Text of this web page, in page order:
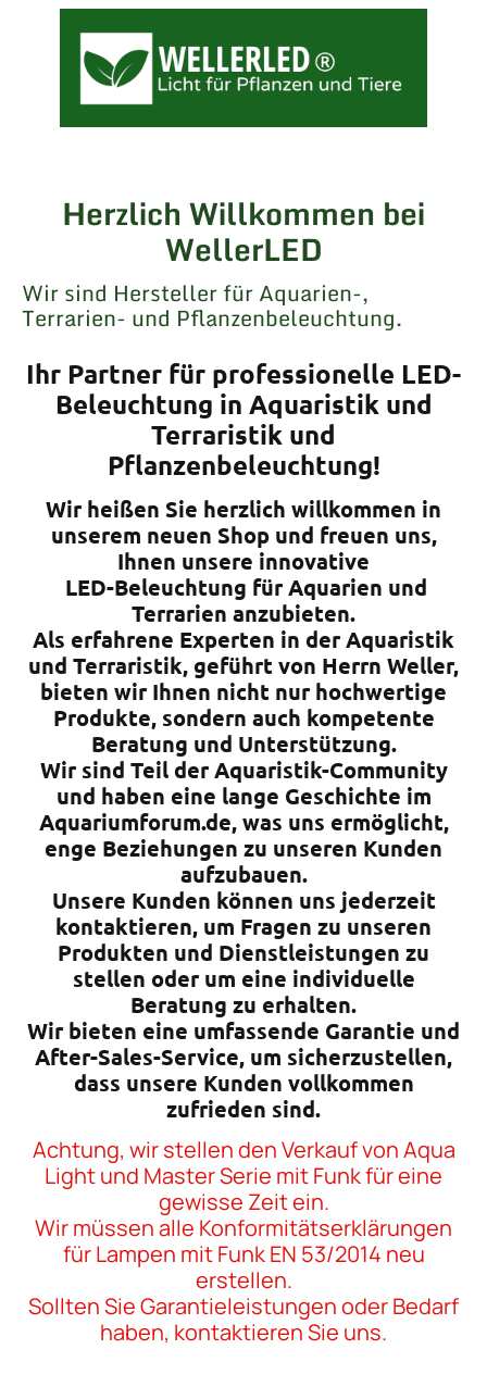
Ihr Partner für professionelle LED-
Beleuchtung in Aquaristik und
Terraristik und
Pflanzenbeleuchtung!
Wir heißen Sie herzlich willkommen in
unserem neuen Shop und freuen uns,
Ihnen unsere innovative
LED-Beleuchtung für Aquarien und
Terrarien anzubieten.
Als erfahrene Experten in der Aquaristik
und Terraristik, geführt von Herrn Weller,
bieten wir Ihnen nicht nur hochwertige
Produkte, sondern auch kompetente
Beratung und Unterstützung.
Wir sind Teil der Aquaristik-Community
und haben eine lange Geschichte im
Aquariumforum.de, was uns ermöglicht,
enge Beziehungen zu unseren Kunden
aufzubauen.
Unsere Kunden können uns jederzeit
kontaktieren, um Fragen zu unseren
Produkten und Dienstleistungen zu
stellen oder um eine individuelle
Beratung zu erhalten.
Wir bieten eine umfassende Garantie und
After-Sales-Service, um sicherzustellen,
dass unsere Kunden vollkommen
zufrieden sind.
Achtung, wir stellen den Verkauf von Aqua
Light und Master Serie mit Funk für eine
gewisse Zeit ein.
Wir müssen alle Konformitätserklärungen
für Lampen mit Funk EN 53/2014 neu
erstellen.
Sollten Sie Garantieleistungen oder Bedarf
haben, kontaktieren Sie uns.
Herzlich Willkommen bei
WellerLED
Wir sind Hersteller für Aquarien-,
Terrarien- und Pflanzenbeleuchtung.